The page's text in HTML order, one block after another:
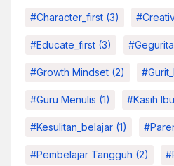
#character_first (3)
#educate_first (3)
#growth Mindset (2)
#Guru Menulis (1) #kasih
#kesulitan_belajar (1)
#pembelajar Tangguh (2)